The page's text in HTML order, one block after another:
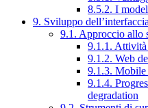
8.5.2. I
9. Sviluppo dell’interfaccia
9.1. Approccio allo
9.1.1.
9.1.2. Web
9.1.3.
9.1.4.
degradation